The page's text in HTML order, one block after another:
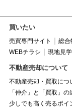
買いたい
売買専門サイト 総合
WEBチラシ
現地見
不動産売却について
不動産売却・買取につ
「仲介」と「買取」の
少しでも高く売るポイ